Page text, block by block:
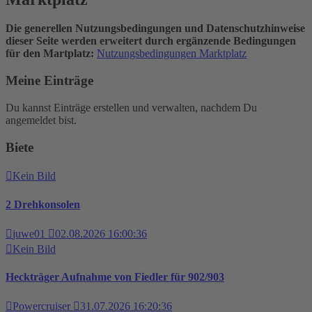
Die generellen Nutzungsbedingungen und Datenschutzhinweise
dieser Seite werden erweitert durch ergänzende Bedingungen
für den Martplatz: Nutzungsbedingungen Marktplatz
Meine Einträge
Du kannst Einträge erstellen und verwalten, nachdem Du
angemeldet bist.
Biete
Kein Bild
2 Drehkonsolen
juwe01
02.08.2026 16:00:36
Kein Bild
Heckträger Aufnahme von Fiedler für 902/903
Powercruiser 31.07.2026 16:20:36